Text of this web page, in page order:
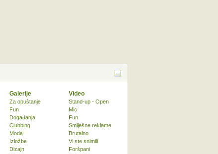
Galerije
Za opuštanje
Fun
Događanja
Clubbing
Moda
Izložbe
Dizajn
Video
Stand-up - Open
Mic
Fun
Smiješne reklame
Brutalno
Vi ste snimili
Foršpani